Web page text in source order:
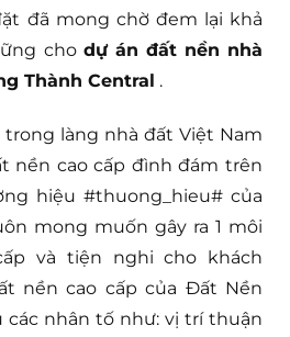
đã mong chờ đem lại khả
cho dự án đất nền nhà
Thành Central .
làng nhà đất Việt Nam
nền cao cấp đình đám trên
hiệu #thuong_hieu# của
mong muốn gây ra 1 môi
và tiện nghi cho khách
nền cao cấp của Đất Nền
các nhân tố như: vị trí thuận